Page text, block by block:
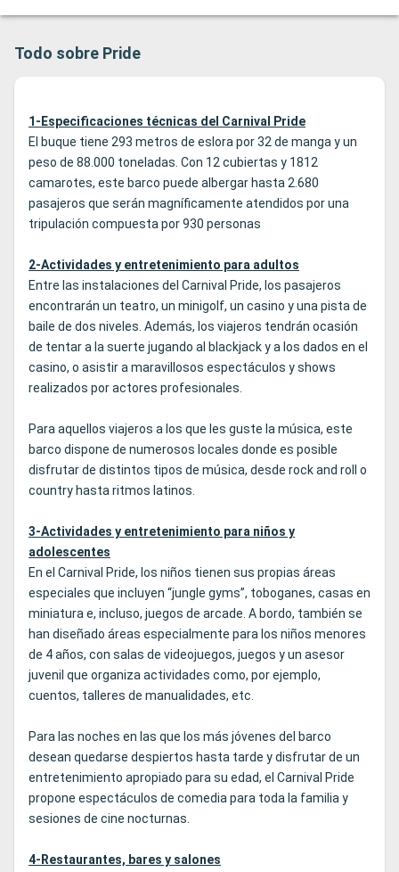
Todo sobre Pride
1-Especificaciones técnicas del Carnival Pride
El buque tiene 293 metros de eslora por 32 de manga y un
peso de 88.000 toneladas. Con 12 cubiertas y 1812
camarotes, este barco puede albergar hasta 2.680
pasajeros que serán magníficamente atendidos por una
tripulación compuesta por 930 personas
2-Actividades y entretenimiento para adultos
Entre las instalaciones del Carnival Pride, los pasajeros
encontrarán un teatro, un minigolf, un casino y una pista de
baile de dos niveles. Además, los viajeros tendrán ocasión
de tentar a la suerte jugando al blackjack y a los dados en el
casino, o asistir a maravillosos espectáculos y shows
realizados por actores profesionales.
Para aquellos viajeros a los que les guste la música, este
barco dispone de numerosos locales donde es posible
disfrutar de distintos tipos de música, desde rock and roll o
country hasta ritmos latinos.
3-Actividades y entretenimiento para niños y
adolescentes
En el Carnival Pride, los niños tienen sus propias áreas
especiales que incluyen “jungle gyms”, toboganes, casas en
miniatura e, incluso, juegos de arcade. A bordo, también se
han diseñado áreas especialmente para los niños menores
de 4 años, con salas de videojuegos, juegos y un asesor
juvenil que organiza actividades como, por ejemplo,
cuentos, talleres de manualidades, etc.
Para las noches en las que los más jóvenes del barco
desean quedarse despiertos hasta tarde y disfrutar de un
entretenimiento apropiado para su edad, el Carnival Pride
propone espectáculos de comedia para toda la familia y
sesiones de cine nocturnas.
4-Restaurantes, bares y salones